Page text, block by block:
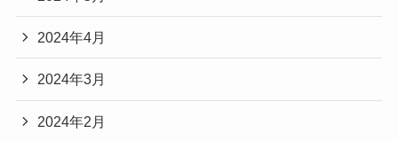
2024年4月
2024年3月
2024年2月